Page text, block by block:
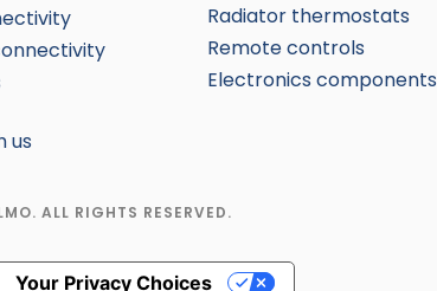
us
Radiator thermostats
Remote controls
Electronics components
ALL RIGHTS RESERVED.
Your Privacy Choices